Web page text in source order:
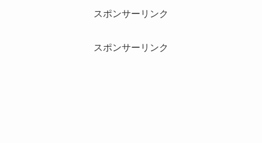
スポンサーリンク
スポンサーリンク